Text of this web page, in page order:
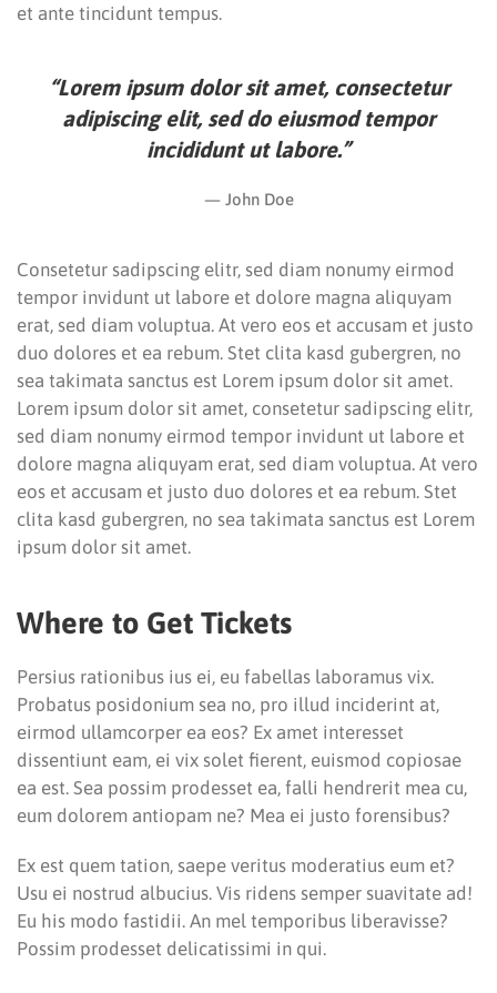
et ante tincidunt tempus.
“Lorem ipsum dolor sit amet, consectetur
adipiscing elit, sed do eiusmod tempor
incididunt ut labore.”
John Doe
Consetetur sadipscing elitr, sed diam nonumy eirmod
tempor invidunt ut labore et dolore magna aliquyam
erat, sed diam voluptua. At vero eos et accusam et justo
duo dolores et ea rebum. Stet clita kasd gubergren, no
sea takimata sanctus est Lorem ipsum dolor sit amet.
Lorem ipsum dolor sit amet, consetetur sadipscing elitr,
sed diam nonumy eirmod tempor invidunt ut labore et
dolore magna aliquyam erat, sed diam voluptua. At vero
eos et accusam et justo duo dolores et ea rebum. Stet
clita kasd gubergren, no sea takimata sanctus est Lorem
ipsum dolor sit amet.
Where to Get Tickets
Persius rationibus ius ei, eu fabellas laboramus vix.
Probatus posidonium sea no, pro illud inciderint at,
eirmod ullamcorper ea eos? Ex amet interesset
dissentiunt eam, ei vix solet fierent, euismod copiosae
ea est. Sea possim prodesset ea, falli hendrerit mea cu,
eum dolorem antiopam ne? Mea ei justo forensibus?
Ex est quem tation, saepe veritus moderatius eum et?
Usu ei nostrud albucius. Vis ridens semper suavitate ad!
Eu his modo fastidii. An mel temporibus liberavisse?
Possim prodesset delicatissimi in qui.